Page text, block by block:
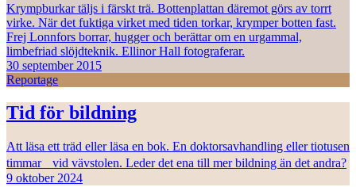
Krympburkar täljs i färskt trä. Bottenplattan däremot görs av torrt
virke. När det fuktiga virket med tiden torkar, krymper botten fast.
Frej Lonnfors borrar, hugger och berättar om en urgammal,
limbefriad slöjdteknik. Ellinor Hall fotograferar.
30 september 2015
Reportage
Tid för bildning
Att läsa ett träd eller läsa en bok. En doktorsavhandling eller tiotusen
timmar vid vävstolen. Leder det ena till mer bildning än det andra?
9 oktober 2024